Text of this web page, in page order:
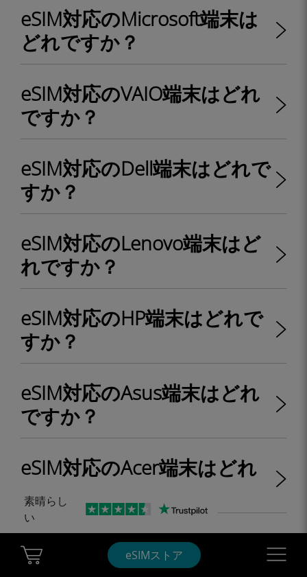
eSIMストア
eSIM対応のMicrosoft端末は
どれですか？
eSIM対応のVAIO端末はどれ
ですか？
eSIM対応のDell端末はどれで
すか？
eSIM対応のLenovo端末はど
れですか？
eSIM対応のHP端末はどれで
すか？
eSIM対応のAsus端末はどれ
ですか？
eSIM対応のAcer端末はどれ
ですか？
eSIM対応のFujitsu端末はど
れですか？
素晴らし
い